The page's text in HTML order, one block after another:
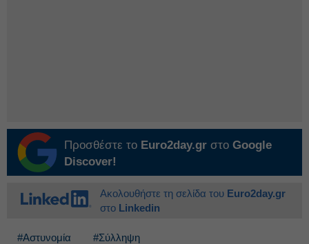
Προσθέστε το Euro2day.gr στο Google
Discover!
Ακολουθήστε τη σελίδα του Euro2day.gr
στο Linkedin
#Αστυνομία #Σύλληψη